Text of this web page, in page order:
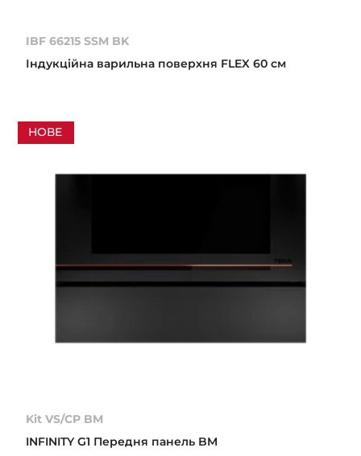
IBF 66215 SSM BK
Індукційна варильна поверхня FLEX 60 см
НОВЕ
Kit VS/CP BM
INFINITY G1 Передня панель BM